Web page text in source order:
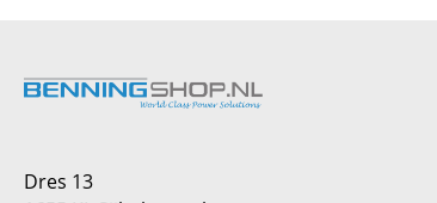
Dres 13